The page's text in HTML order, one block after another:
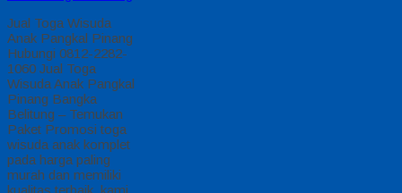
Jual Toga Wisuda
Anak Pangkal Pinang